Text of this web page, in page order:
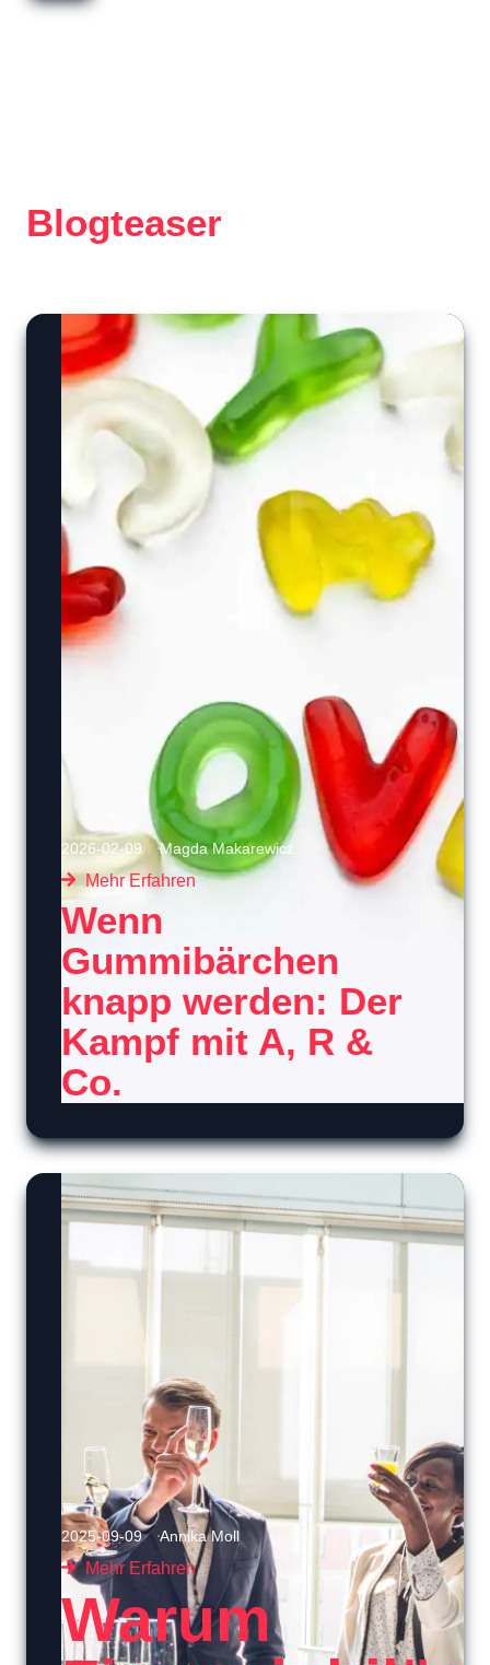
Blogteaser
2026-02-09 Magda Makarewicz
Mehr Erfahren
Wenn
Gummibärchen
knapp werden: Der
Kampf mit A, R &
Co.
2025-09-09 Annika Moll
Mehr Erfahren
Warum